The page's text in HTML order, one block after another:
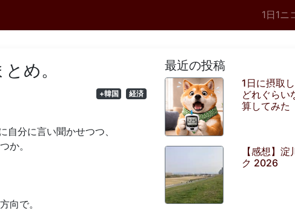
1日1ニ
め。
+韓国 経済
分に言い聞かせつつ、
か。
向で。
最近の投稿
1日に摂取
どれぐらい
算してみた
【感想】
ク 2026